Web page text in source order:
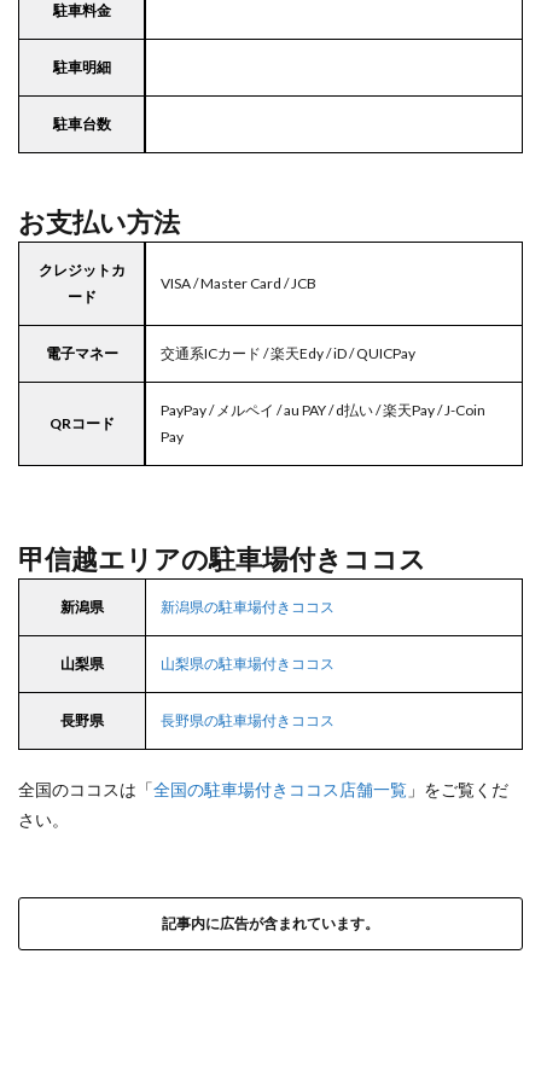
駐車料金
駐車明細
駐車台数
お支払い方法
クレジットカ
ード
VISA / Master Card / JCB
電子マネー 交通系ICカード / 楽天Edy / iD / QUICPay
QRコード
PayPay / メルペイ / au PAY / d払い / 楽天Pay / J-Coin
Pay
甲信越エリアの駐車場付きココス
新潟県 新潟県の駐車場付きココス
山梨県 山梨県の駐車場付きココス
長野県 長野県の駐車場付きココス
全国のココスは「全国の駐車場付きココス店舗一覧 」をご覧くだ
さい。
記事内に広告が含まれています。